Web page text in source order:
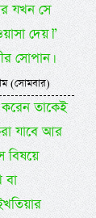
যখন সে
দেয়।”
সোপান।
(সোমবার)
করেন তাকেই
যাবে আর
বিষয়ে
বা